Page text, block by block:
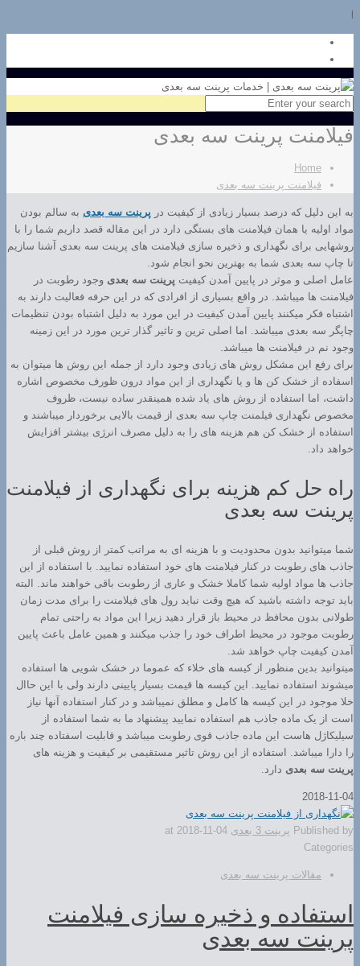
فیلامنت پرینت سه بعدی
Home
فیلامنت پرینت سه بعدی
به این دلیل که درصد بسیار زیادی از کیفیت در پرینت سه بعدی به سالم بودن
مواد اولیه یا همان فیلامنت های بستگی دارد در این مقاله قصد داریم شما را با
روشهایی برای نگهداری و ذخیره سازی فیلامنت های پرینت سه بعدی آشنا سازیم
تا چاپ سه بعدی شما به بهترین نحو انجام شود.
عامل اصلی و موثر در پایین آمدن کیفیت پرینت سه بعدی وجود رطوبت در
فیلامنت ها میباشد. در واقع بسیاری از افرادی که در این حرفه فعالیت دارند به
اشتباه فکر میکنند پایین آمدن کیفیت در این مورد به دلیل اشتباه بودن تنظیمات
چاپگر سه بعدی میباشد. اما اصلی ترین و تاثیر گذار ترین مورد در این زمینه
وجود نم در فیلامنت ها میباشد.
برای رفع این مشکل روش های زیادی وجود دارد از جمله این روش ها میتوان به
اسفاده از خشک کن ها و یا نگهداری از این مواد درون ظورف مخصوص اشاره
داشت، اما استفاده از روش های یاد شده همینقدر ساده نیست، ظروف
مخصوص نگهداری فیلمنت چاپ سه بعدی از قیمت بالایی برخوردار میباشند و
استفاده از خشک کن هم هزینه های را به دلیل مصرف انرژی بیشتر افزایش
خواهد داد.
راه حل کم هزینه برای نگهداری از فیلامنت
پرینت سه بعدی
شما میتوانید بدون محدودیت و با هزینه ای به مراتب کمتر از روش قبلی از
جاذب های رطوبت در کنار فیلامنت های خود استفاده نمایید. با استفاده از این
جاذب ها مواد اولیه شما کاملا خشک و عاری از رطوبت باقی خواهند ماند. البته
باید توجه داشته باشید که هیچ وقت نباید رول های فیلامنت را برای مدت زمان
طولانی بدون محافظ در محیط باز قرار دهید زیرا این مواد به راحتی تمام
رطوبت موجود در محیط اطراف خود را جذب میکنند و همین عامل باعث پایین
آمدن کیفیت چاپ خواهد شد.
میتوانید بدین منظور از کیسه های خلاء که عموما در خشک شویی ها استفاده
میشوند استفاده نمایید. این کیسه ها قیمت بسیار پایینی دارند ولی با این حاال
خلا موجود در این کیسه ها کامل و مطلق نمیباشد و در کنار استفاده آنها نیاز
است از یک ماده جاذب هم استفاده نمایید پیشنهاد ما به شما استفاده از
سیلیکاژل هاست این ماده جاذب قوی رطوبت میباشد و قابلیت اسفتاده چند باره
را دارا میباشد. استفاده از این روش تاثیر مستقیمی بر کیفیت و هزینه های
پرینت سه بعدی دارد.
2018-11-04
Published by پرینت 3 بعدی at 2018-11-04
Categories
مقالات پرینت سه بعدی
استفاده و ذخیره سازی فیلامنت
پرینت سه بعدی